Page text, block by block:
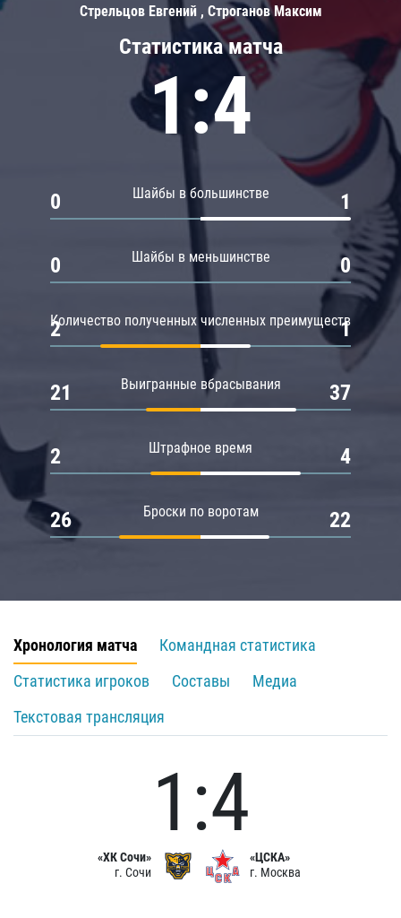
Статистика матча
1:4
Шайбы в большинстве
0 1
Шайбы в меньшинстве
0 0
Количество полученных численных преимуществ
2 1
Выигранные вбрасывания
21 37
Штрафное время
2 4
Броски по воротам
26 22
Стрельцов Евгений , Строганов Максим
Хронология матча
Командная статистика
Статистика игроков
Составы
Медиа
Текстовая трансляция
«ХК Сочи»
г. Сочи
1:4
«ЦСКА»
г. Москва